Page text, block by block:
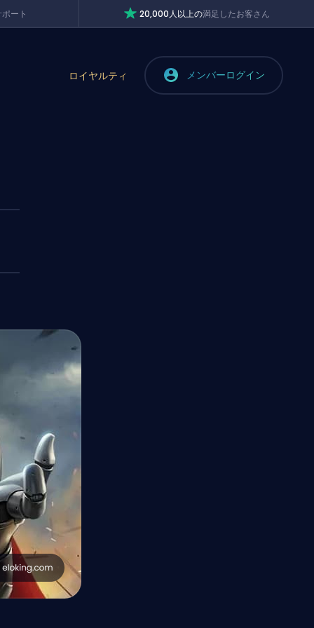
ート 20,000人以上の満足したお客さん
ロイヤルティ メンバーログイン